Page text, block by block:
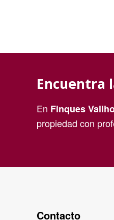
Encuentra
En Finques
propiedad con
Contacto